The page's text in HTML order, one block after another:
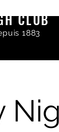
CLUB
1883